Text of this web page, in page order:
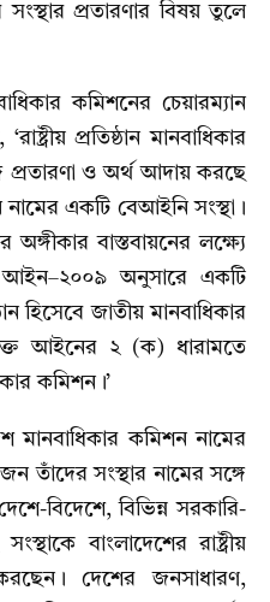
সংস্থার প্রতারণার বিষয় তুলে
কমিশনের চেয়ারম্যান
প্রতিষ্ঠান মানবাধিকার
প্রতারণা ও অর্থ আদায় করছে
নামের একটি বেআইনি সংস্থা।
অঙ্গীকার বাস্তবায়নের লক্ষ্যে
আইন–২০০৯ অনুসারে একটি
হিসেবে জাতীয় মানবাধিকার
আইনের ২ (ক) ধারামতে
কমিশন।’
মানবাধিকার কমিশন নামের
তাঁদের সংস্থার নামের সঙ্গে
বিদেশে, বিভিন্ন সরকারি-
বাংলাদেশের রাষ্ট্রীয়
করছেন। দেশের জনসাধারণ,